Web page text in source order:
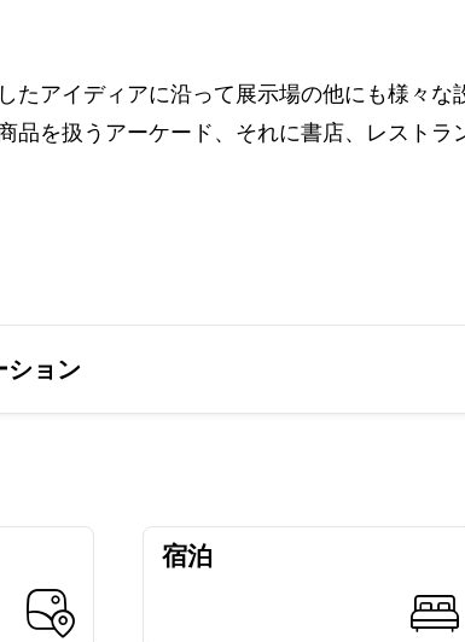
たアイディアに沿って展示場の他にも様々
品を扱うアーケード、それに書店、レスト
ション
宿泊